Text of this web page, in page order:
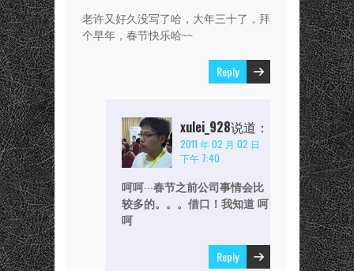
老许又好久没写了哈，大年三十了，拜
个早年，春节快乐哈~~
Reply
xulei_928说道：
2011 年 02 月 02 日
下午 7:40
呵呵···春节之前公司事情会比
较多的。。。借口！我知道 呵
呵
Reply